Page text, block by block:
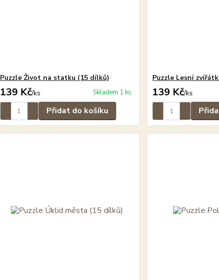
Puzzle Život na statku (15 dílků)
139 Kč/ks Skladem 1 ks
Přidat do košíku
Puzzle Lesní
139 Kč/ks